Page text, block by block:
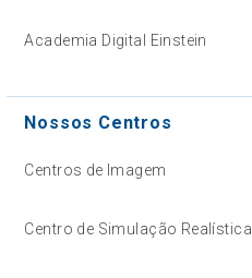
Academia Digital Einstein
Nossos Centros
Centros de Imagem
Centro de Simulação Realística